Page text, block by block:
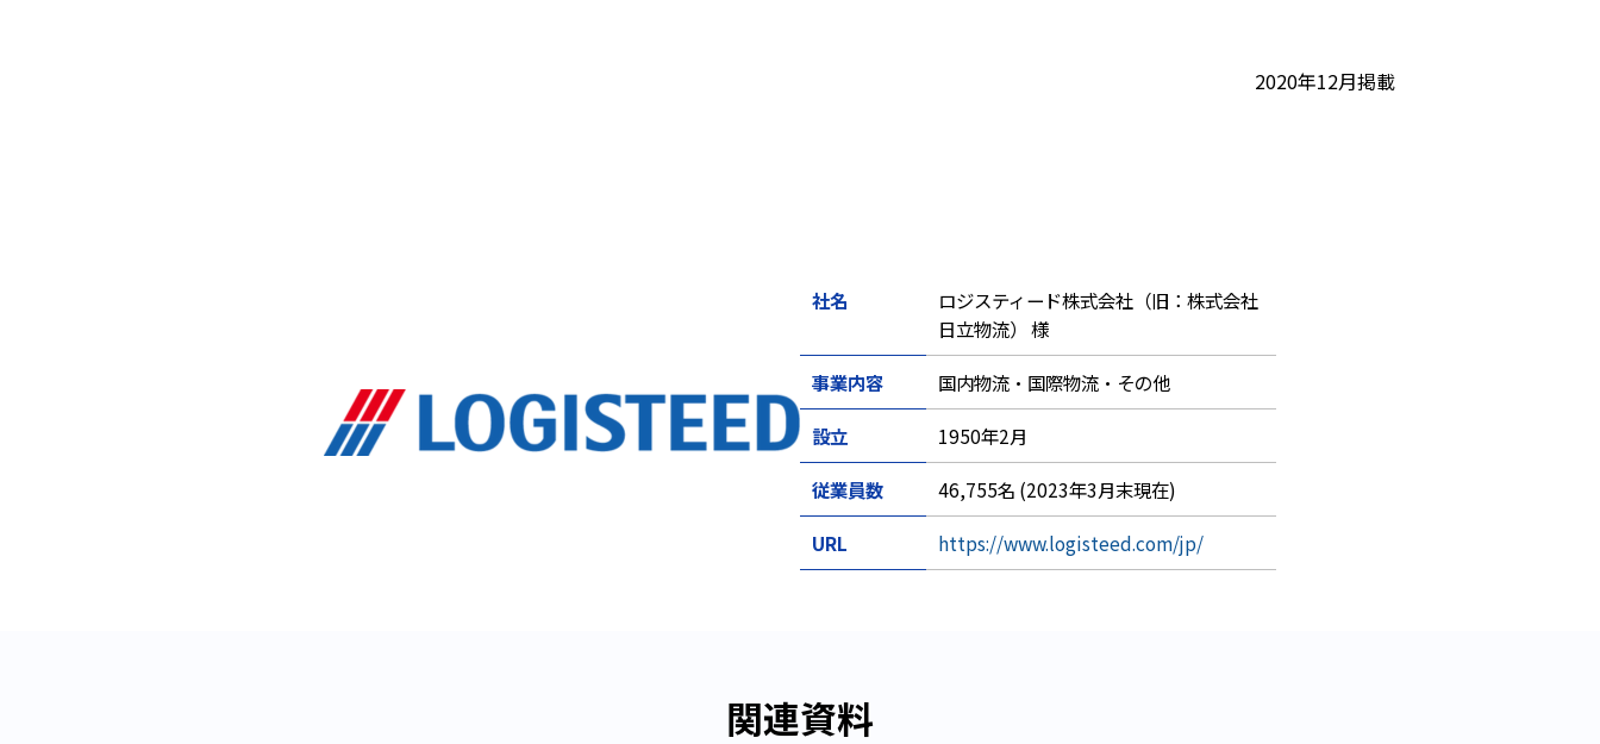
2020年12月掲載
社名 ロジスティード株式会社（旧：株式会社
日立物流） 様
事業内容 国内物流・国際物流・その他
設立 1950年2月
従業員数 46,755名 (2023年3月末現在)
URL https://www.logisteed.com/jp/
関連資料